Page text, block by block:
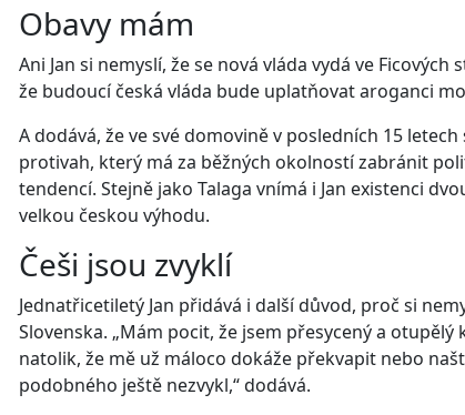
Obavy mám
Ani Jan si nemyslí, že se nová vláda vydá ve
že budoucí česká vláda bude uplatňovat aroganci
A dodává, že ve své domovině v posledních 15
protivah, který má za běžných okolností zabránit
tendencí. Stejně jako Talaga vnímá i Jan existenci
velkou českou výhodu.
Češi jsou zvyklí
Jednatřicetiletý Jan přidává i další důvod, proč si
Slovenska. „Mám pocit, že jsem přesycený a
natolik, že mě už máloco dokáže překvapit nebo
podobného ještě nezvykl,“ dodává.